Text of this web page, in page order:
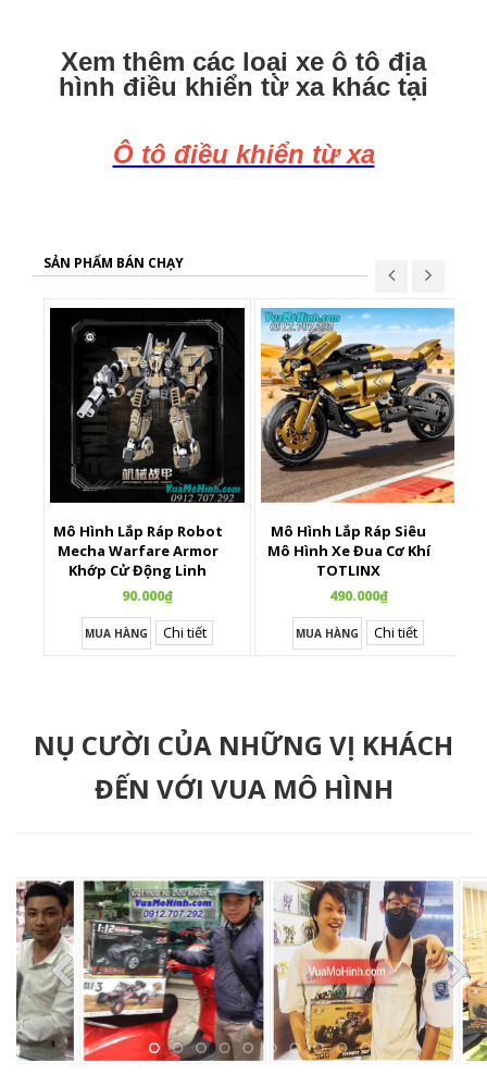
Xem thêm các loại xe ô tô địa
hình điều khiển từ xa khác tại
Ô tô điều khiển từ xa
SẢN PHẨM BÁN CHẠY
Mô Hình Lắp Ráp Robot
Mecha Warfare Armor
Khớp Cử Động Linh
Hoạt
90.000₫
MUA HÀNG Chi tiết
Mô Hình Lắp Ráp Siêu
Mô Hình Xe Đua Cơ Khí
TOTLINX
490.000₫
MUA HÀNG Chi tiết
NỤ CƯỜI CỦA NHỮNG VỊ KHÁCH
ĐẾN VỚI VUA MÔ HÌNH